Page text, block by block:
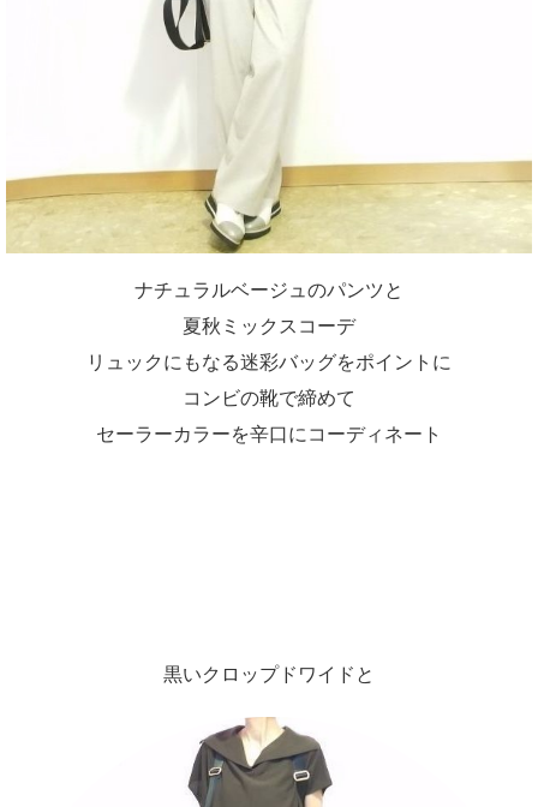
ナチュラルベージュのパンツと
夏秋ミックスコーデ
リュックにもなる迷彩バッグをポイントに
コンビの靴で締めて
セーラーカラーを辛口にコーディネート
黒いクロップドワイドと